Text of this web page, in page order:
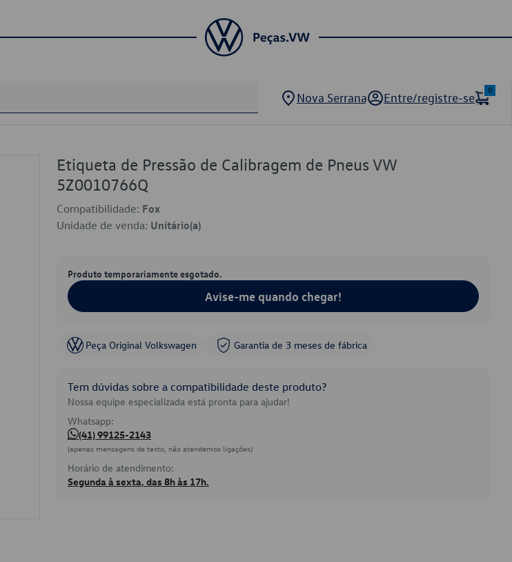
Nova Serrana Entre/registre-se
0
Etiqueta de Pressão de Calibragem de Pneus VW
5Z0010766Q
Compatibilidade: Fox
Unidade de venda: Unitário(a)
Produto temporariamente esgotado.
Avise-me quando chegar!
Peça Original Volkswagen Garantia de 3 meses de fábrica
Tem dúvidas sobre a compatibilidade deste produto?
Nossa equipe especializada está pronta para ajudar!
Whatsapp:
(41) 99125-2143
(apenas mensagens de texto, não atendemos ligações)
Horário de atendimento:
Segunda à sexta, das 8h às 17h.